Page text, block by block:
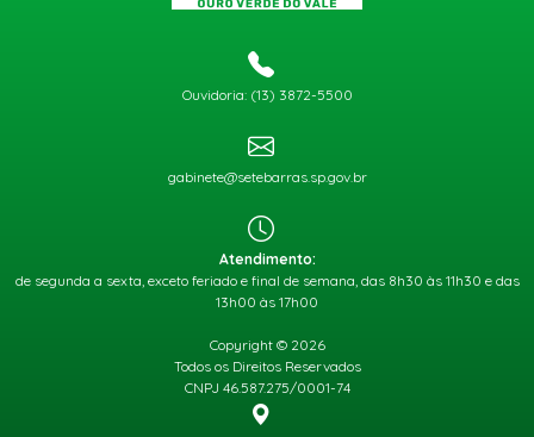
Ouvidoria: (13) 3872-5500
gabinete@setebarras.sp.gov.br
Atendimento:
de segunda a sexta, exceto feriado e final de semana, das 8h30 às 11h30 e das
13h00 às 17h00
Copyright © 2026
Todos os Direitos Reservados
CNPJ 46.587.275/0001-74